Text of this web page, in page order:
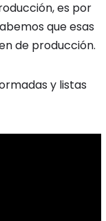
es por
que esas
de producción.
y listas